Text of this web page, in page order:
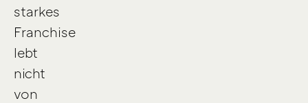
starkes
Franchise
lebt
nicht
von